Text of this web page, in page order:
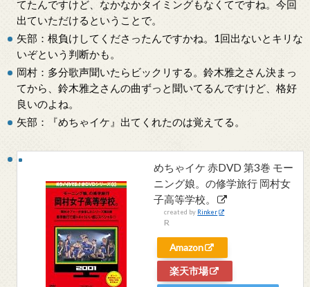
てたんですけど、なかなかタイミングもなくてですね。今回
出ていただけるということで。
矢部：根負けしてくださったんですかね。1回出ないとキリな
いぞという判断かも。
岡村：多分歌声聞いたらビックリする。鈴木雅之さん決まっ
てから、鈴木雅之さんの曲ずっと聞いてるんですけど、格好
良いのよね。
矢部：『めちゃイケ』出てくれたのは覚えてる。
めちゃイケ 赤DVD 第3巻 モー
ニング娘。の修学旅行 岡村女
子高等学校。
created by Rinker
R
Amazon
楽天市場